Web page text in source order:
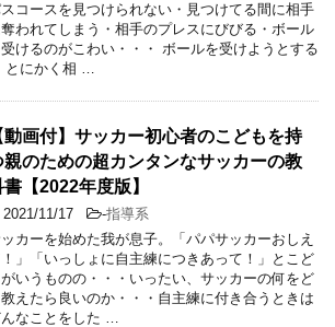
コースを見つけられない・見つけてる間に相手
われてしまう・相手のプレスにびびる・ボール
けるのがこわい・・・ ボールを受けようとする
とにかく相 …
動画付】サッカー初心者のこどもを持
親のための超カンタンなサッカーの教
書【2022年度版】
2021/11/17 -指導系
カーを始めた我が息子。「パパサッカーおしえ
」「いっしょに自主練につきあって！」とこど
がいうものの・・・いったい、サッカーの何をど
教えたら良いのか・・・自主練に付き合うときは
んなことをした …